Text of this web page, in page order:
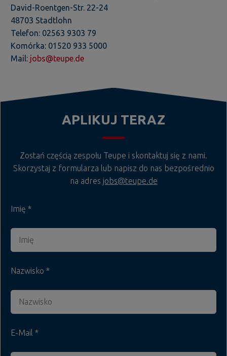
David-Roentgen-Str. 22-24
48703 Stadtlohn
Telefon: 02563 9303 79
Komórka: 01520 933 5000
Mail: jobs@teupe.de
APLIKUJ TERAZ
Zostań częścią zespołu Teupe i skontaktuj się z nami.
Skorzystaj z formularza lub napisz do nas bezpośrednio
na adres jobs@teupe.de
Imię
Nazwisko
E-Mail